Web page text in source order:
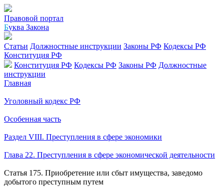
Правовой портал
Буква Закона
Статьи Должностные инструкции Законы РФ Кодексы РФ
Конституция РФ
Конституция РФ Кодексы РФ Законы РФ Должностные
инструкции
Главная
Уголовный кодекс РФ
Особенная часть
Раздел VIII. Преступления в сфере экономики
Глава 22. Преступления в сфере экономической деятельности
Статья 175. Приобретение или сбыт имущества, заведомо
добытого преступным путем